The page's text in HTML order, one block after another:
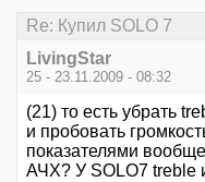
Re: Купил SOLO 7
LivingStar
25 - 23.11.2009 - 08:32
(21) то есть убрать
и пробовать
показателями
АЧХ? У SOLO7 treble